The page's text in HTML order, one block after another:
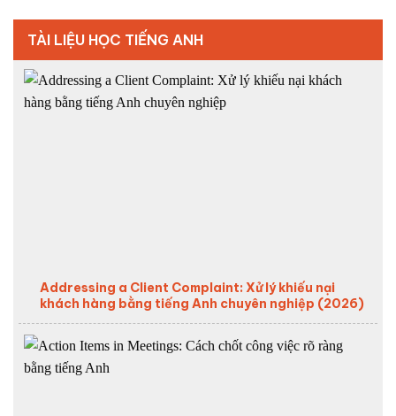
TÀI LIỆU HỌC TIẾNG ANH
Addressing a Client Complaint: Xử lý khiếu nại
khách hàng bằng tiếng Anh chuyên nghiệp (2026)